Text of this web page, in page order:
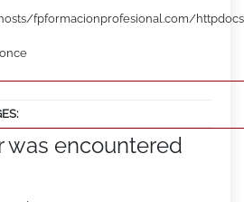
fpformacionprofesional.com/
was encountered